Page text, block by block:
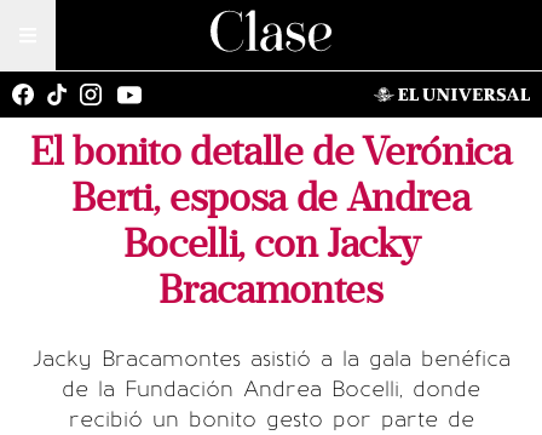
El bonito detalle de Verónica
Berti, esposa de Andrea
Bocelli, con Jacky
Bracamontes
Jacky Bracamontes asistió a la gala benéfica
de la Fundación Andrea Bocelli, donde
recibió un bonito gesto por parte de